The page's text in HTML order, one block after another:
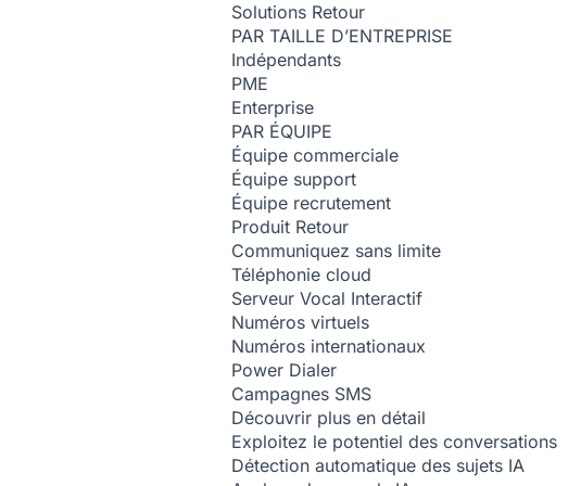
Solutions Retour
PAR TAILLE D’ENTREPRISE
Indépendants
PME
Enterprise
PAR ÉQUIPE
Équipe commerciale
Équipe support
Équipe recrutement
Produit Retour
Communiquez sans limite
Téléphonie cloud
Serveur Vocal Interactif
Numéros virtuels
Numéros internationaux
Power Dialer
Campagnes SMS
Découvrir plus en détail
Exploitez le potentiel des conversations
Détection automatique des sujets IA